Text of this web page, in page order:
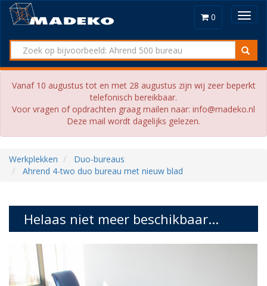
0
Vanaf 10 augustus tot en met 28 augustus zijn wij zeer beperkt
telefonisch bereikbaar.
Voor vragen of opdrachten graag mailen naar: info@madeko.nl
Deze mail wordt dagelijks gelezen.
Werkplekken
Duo-bureaus
Ahrend 4-two duo bureau met nieuw blad
Helaas niet meer beschikbaar...